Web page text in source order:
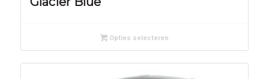
Opties selecteren